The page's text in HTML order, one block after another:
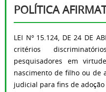
POLÍTICA
LEI Nº 15.124, DE 24 DE
critérios
pesquisadores em
nascimento de filho ou de
judicial para fins de